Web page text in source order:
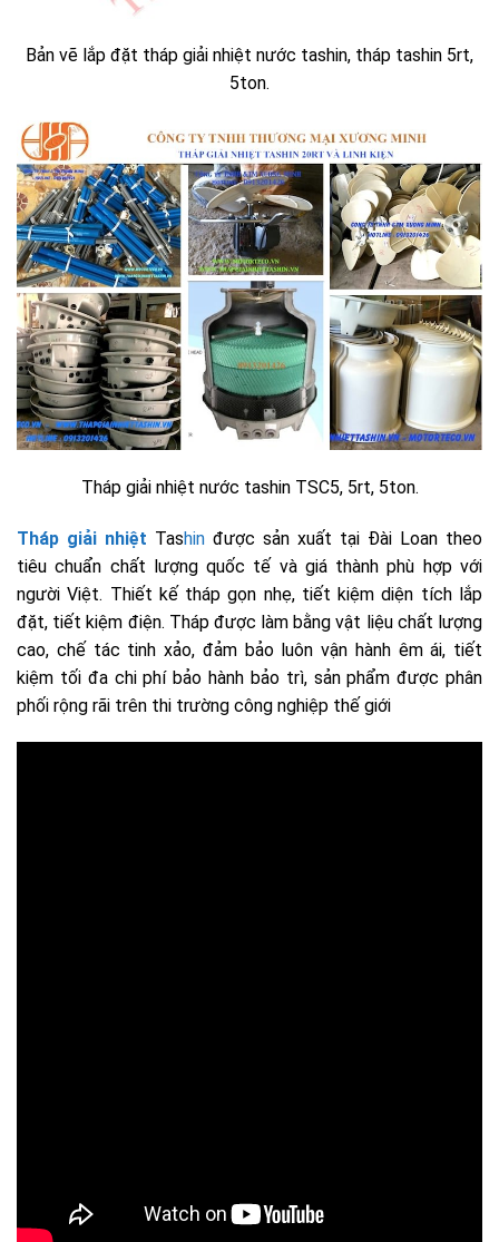
Bản vẽ lắp đặt tháp giải nhiệt nước tashin, tháp tashin 5rt,
5ton.
Tháp giải nhiệt nước tashin TSC5, 5rt, 5ton.
Tháp giải nhiệt Tashin được sản xuất tại Đài Loan theo
tiêu chuẩn chất lượng quốc tế và giá thành phù hợp với
người Việt. Thiết kế tháp gọn nhẹ, tiết kiệm diện tích lắp
đặt, tiết kiệm điện. Tháp được làm bằng vật liệu chất lượng
cao, chế tác tinh xảo, đảm bảo luôn vận hành êm ái, tiết
kiệm tối đa chi phí bảo hành bảo trì, sản phẩm được phân
phối rộng rãi trên thi trường công nghiệp thế giới